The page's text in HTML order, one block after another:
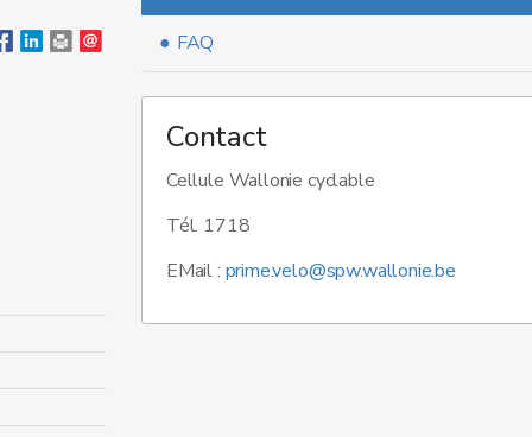
FAQ
Contact
Cellule Wallonie cyclable
Tél. 1718
EMail : prime.velo@spw.wallonie.be